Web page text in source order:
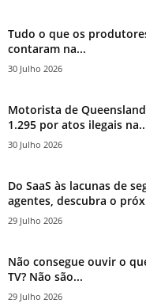
Tudo o que os
contaram na...
30 Julho 2026
Motorista de
1.295 por atos ilegais
30 Julho 2026
Do SaaS às lacunas de
agentes, descubra o
29 Julho 2026
Não consegue ouvir o
TV? Não são...
29 Julho 2026